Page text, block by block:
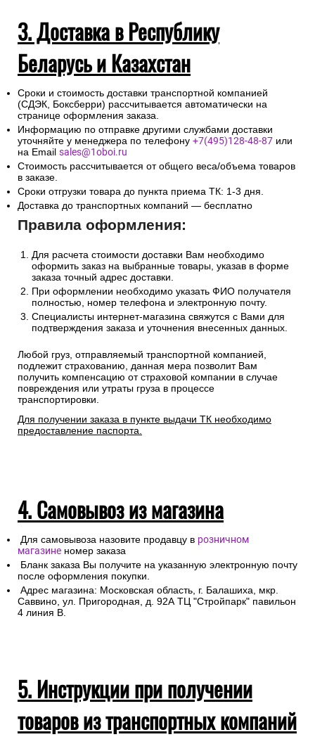
3. Доставка в Республику
Беларусь и Казахстан
Сроки и стоимость доставки транспортной компанией
(СДЭК, Боксберри) рассчитывается автоматически на
странице оформления заказа.
Информацию по отправке другими службами доставки
уточняйте у менеджера по телефону +7(495)128-48-87 или
на Email sales@1oboi.ru
Стоимость рассчитывается от общего веса/объема товаров
в заказе.
Сроки отгрузки товара до пункта приема ТК: 1-3 дня.
Доставка до транспортных компаний — бесплатно
Правила оформления:
Для расчета стоимости доставки Вам необходимо
оформить заказ на выбранные товары, указав в форме
заказа точный адрес доставки.
При оформлении необходимо указать ФИО получателя
полностью, номер телефона и электронную почту.
Специалисты интернет-магазина свяжутся с Вами для
подтверждения заказа и уточнения внесенных данных.
Любой груз, отправляемый транспортной компанией,
подлежит страхованию, данная мера позволит Вам
получить компенсацию от страховой компании в случае
повреждения или утраты груза в процессе
транспортировки.
Для получении заказа в пункте выдачи ТК необходимо
предоставление паспорта.
4. Самовывоз из магазина
Для самовывоза назовите продавцу в розничном
магазине номер заказа
Бланк заказа Вы получите на указанную электронную почту
после оформления покупки.
Адрес магазина: Московская область, г. Балашиха, мкр.
Саввино, ул. Пригородная, д. 92А ТЦ "Стройпарк" павильон
4 линия В.
5. Инструкции при получении
товаров из транспортных компаний